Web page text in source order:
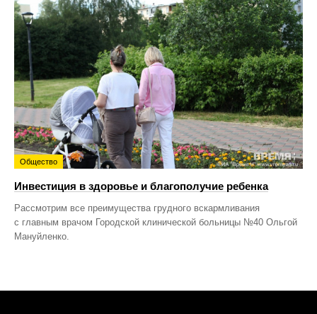
Общество
Инвестиция в здоровье и благополучие ребенка
Рассмотрим все преимущества грудного вскармливания
с главным врачом Городской клинической больницы №40 Ольгой
Мануйленко.